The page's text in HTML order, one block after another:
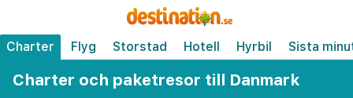
Charter Flyg Storstad Hotell Hyrbil Sista
Charter och paketresor till Danmark